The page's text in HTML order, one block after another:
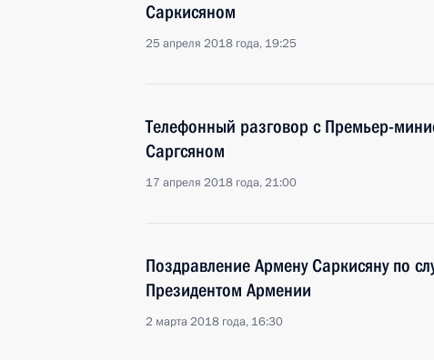
Саркисяном
25 апреля 2018 года, 19:25
Телефонный разговор с Премьер-
Саргсяном
17 апреля 2018 года, 21:00
Поздравление Армену Саркисяну по
Президентом Армении
2 марта 2018 года, 16:30